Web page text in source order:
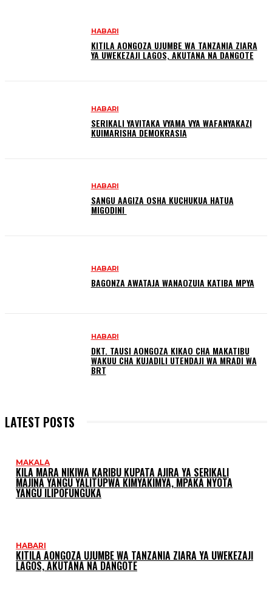
HABARI
KITILA AONGOZA UJUMBE WA TANZANIA ZIARA
YA UWEKEZAJI LAGOS, AKUTANA NA DANGOTE
HABARI
SERIKALI YAVITAKA VYAMA VYA WAFANYAKAZI
KUIMARISHA DEMOKRASIA
HABARI
SANGU AAGIZA OSHA KUCHUKUA HATUA
MIGODINI ‎
HABARI
BAGONZA AWATAJA WANAOZUIA KATIBA MPYA
HABARI
DKT. TAUSI AONGOZA KIKAO CHA MAKATIBU
WAKUU CHA KUJADILI UTENDAJI WA MRADI WA
BRT
LATEST POSTS
MAKALA
KILA MARA NIKIWA KARIBU KUPATA AJIRA YA SERIKALI
MAJINA YANGU YALITUPWA KIMYAKIMYA, MPAKA NYOTA
YANGU ILIPOFUNGUKA
HABARI
KITILA AONGOZA UJUMBE WA TANZANIA ZIARA YA UWEKEZAJI
LAGOS, AKUTANA NA DANGOTE